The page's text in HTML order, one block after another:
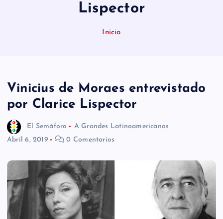
Lispector
Inicio
Vinicius de Moraes entrevistado
por Clarice Lispector
El Semáforo
A Grandes Latinoamericanos
Abril 6, 2019
0 Comentarios